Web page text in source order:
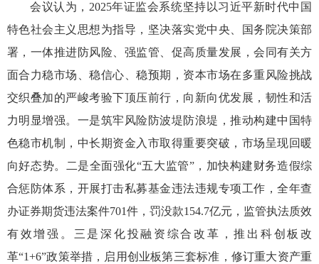
会议认为，2025年证监会系统坚持以习近平新时代中国
特色社会主义思想为指导，坚决落实党中央、国务院决策部
署，一体推进防风险、强监管、促高质量发展，会同有关方
面合力稳市场、稳信心、稳预期，资本市场在多重风险挑战
交织叠加的严峻考验下顶压前行，向新向优发展，韧性和活
力明显增强。一是筑牢风险防波堤防浪堤，推动构建中国特
色稳市机制，中长期资金入市取得重要突破，市场呈现回暖
向好态势。二是全面强化“五大监管”，加快构建财务造假综
合惩防体系，开展打击私募基金违法违规专项工作，全年查
办证券期货违法案件701件，罚没款154.7亿元，监管执法质效
有效增强。三是深化投融资综合改革，推出科创板改
革“1+6”政策举措，启用创业板第三套标准，修订重大资产重